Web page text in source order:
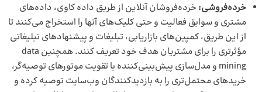
خرده‌فروشی:خرده‌فروشان آنلاین از طریق داده کاوی، داده‌های
مشتری و سوابق فعالیت و حتی کلیک‌های آنها را استخراج می‌کنند تا
از این طریق، کمپین‌های بازاریابی، تبلیغات و پیشنهادهای تبلیغاتی
مؤثرتری را برای مشتریان هدف خود تعریف کنند. همچنین data
mining و مدل‌سازی پیش‌بینی‌کننده با تقویت موتورهای توصیه‌گر،
خریدهای محتمل‌تری را به بازدیدکنندگان وب‌سایت توصیه کرده و